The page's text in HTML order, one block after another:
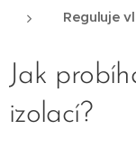
Reguluje
Jak
izolací?